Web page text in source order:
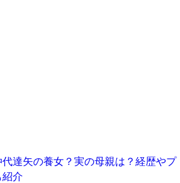
達矢の養女？実の母親は？経歴やプ
紹介